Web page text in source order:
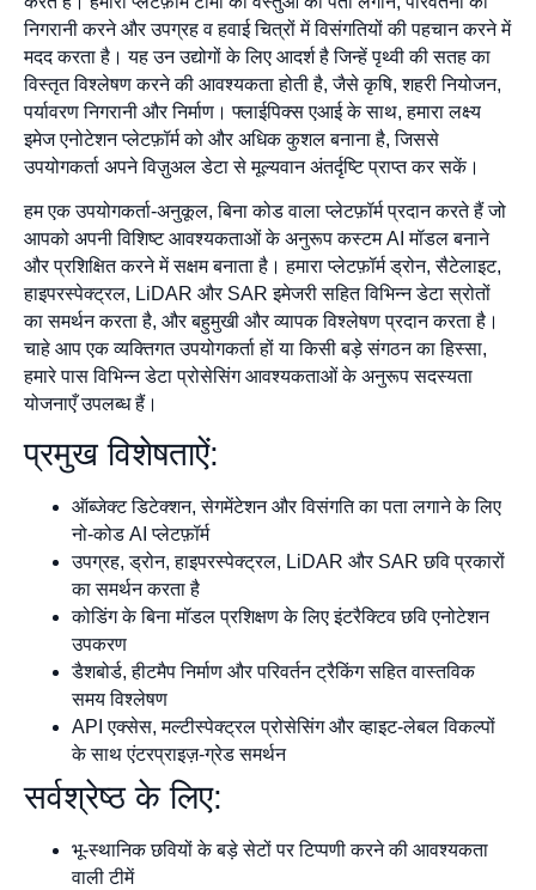
निगरानी करने और उपग्रह व हवाई चित्रों में विसंगतियों की पहचान करने में
मदद करता है। यह उन उद्योगों के लिए आदर्श है जिन्हें पृथ्वी की सतह का
विस्तृत विश्लेषण करने की आवश्यकता होती है, जैसे कृषि, शहरी नियोजन,
पर्यावरण निगरानी और निर्माण। फ्लाईपिक्स एआई के साथ, हमारा लक्ष्य
इमेज एनोटेशन प्लेटफ़ॉर्म को और अधिक कुशल बनाना है, जिससे
उपयोगकर्ता अपने विज़ुअल डेटा से मूल्यवान अंतर्दृष्टि प्राप्त कर सकें।
हम एक उपयोगकर्ता-अनुकूल, बिना कोड वाला प्लेटफ़ॉर्म प्रदान करते हैं जो
आपको अपनी विशिष्ट आवश्यकताओं के अनुरूप कस्टम AI मॉडल बनाने
और प्रशिक्षित करने में सक्षम बनाता है। हमारा प्लेटफ़ॉर्म ड्रोन, सैटेलाइट,
हाइपरस्पेक्ट्रल, LiDAR और SAR इमेजरी सहित विभिन्न डेटा स्रोतों
का समर्थन करता है, और बहुमुखी और व्यापक विश्लेषण प्रदान करता है।
चाहे आप एक व्यक्तिगत उपयोगकर्ता हों या किसी बड़े संगठन का हिस्सा,
हमारे पास विभिन्न डेटा प्रोसेसिंग आवश्यकताओं के अनुरूप सदस्यता
योजनाएँ उपलब्ध हैं।
प्रमुख विशेषताऐं:
ऑब्जेक्ट डिटेक्शन, सेगमेंटेशन और विसंगति का पता लगाने के लिए
नो-कोड AI प्लेटफ़ॉर्म
उपग्रह, ड्रोन, हाइपरस्पेक्ट्रल, LiDAR और SAR छवि प्रकारों
का समर्थन करता है
कोडिंग के बिना मॉडल प्रशिक्षण के लिए इंटरैक्टिव छवि एनोटेशन
उपकरण
डैशबोर्ड, हीटमैप निर्माण और परिवर्तन ट्रैकिंग सहित वास्तविक
समय विश्लेषण
API एक्सेस, मल्टीस्पेक्ट्रल प्रोसेसिंग और व्हाइट-लेबल विकल्पों
के साथ एंटरप्राइज़-ग्रेड समर्थन
सर्वश्रेष्ठ के लिए:
भू-स्थानिक छवियों के बड़े सेटों पर टिप्पणी करने की आवश्यकता
वाली टीमें